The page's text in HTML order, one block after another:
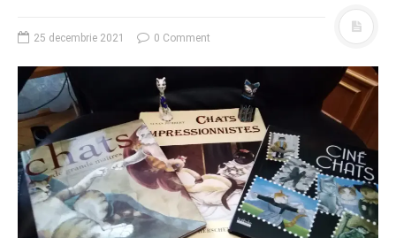
O poveste in care sexul se
25 decembrie 2021 0 Comment